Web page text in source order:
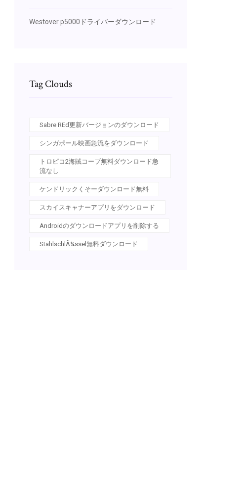
Westover p5000ドライバーダウンロード
Tag Clouds
Sabre REd更新バージョンのダウンロード
シンガポール映画急流をダウンロード
トロピコ2海賊コーブ無料ダウンロード急
流なし
ケンドリックくそーダウンロード無料
スカイスキャナーアプリをダウンロード
Androidのダウンロードアプリを削除する
StahlschlÃ¼ssel無料ダウンロード